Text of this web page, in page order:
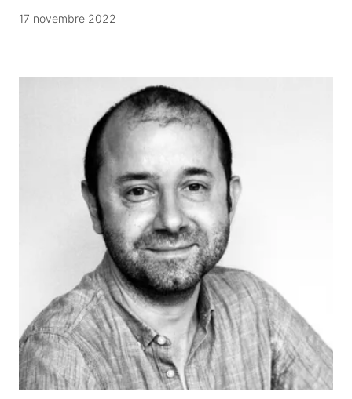
17 novembre 2022